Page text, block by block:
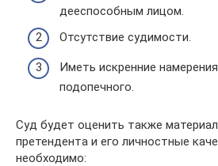
дееспособным лицом.
Отсутствие судимости.
Иметь искренние
подопечного.
Суд будет оценить также
претендента и его личностные
необходимо: